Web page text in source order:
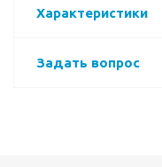
Характеристики
Задать вопрос